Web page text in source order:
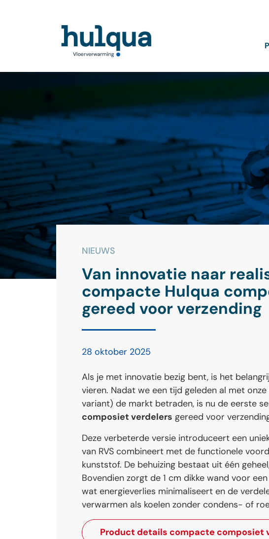
NIEUWS
Van innovatie naar
compacte Hulqua
gereed voor verzending
28 oktober 2025
Als je met innovatie bezig bent, is het
vieren. Nadat we een tijd geleden al met
variant) de markt betraden, is nu de eerste
composiet verdelers gereed voor
Deze verbeterde versie introduceert een
van RVS combineert met de functionele
kunststof. De behuizing bestaat uit één
Bovendien zorgt de 1 cm dikke wand voor
wat energieverlies minimaliseert en de
verwarmen als koelen zonder condens- of
Product details compacte composiet